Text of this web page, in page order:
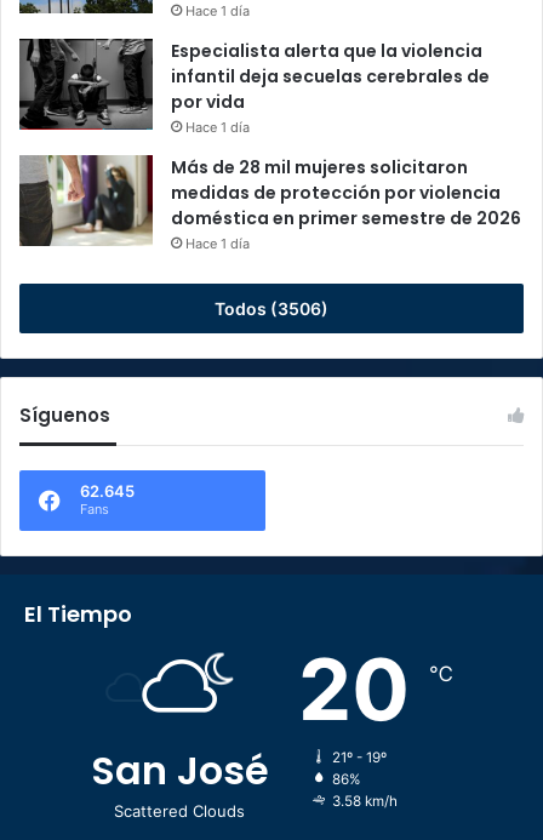
Hace 1 día
Especialista alerta que la violencia
infantil deja secuelas cerebrales de
por vida
Hace 1 día
Más de 28 mil mujeres solicitaron
medidas de protección por violencia
doméstica en primer semestre de 2026
Hace 1 día
Todos (3506)
Síguenos
62.645
Fans
El Tiempo
San José
Scattered Clouds
20 ℃
21º - 19º
86%
3.58 km/h